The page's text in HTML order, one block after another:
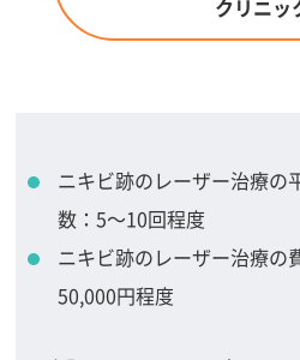
クリニッ
ニキビ跡のレーザー治療の
数：5～10回程度
ニキビ跡のレーザー治療の
50,000円程度